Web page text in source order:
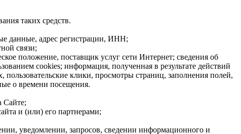
таких средств.
данные, адрес регистрации, ИНН;
связи;
положение, поставщик услуг сети Интернет; сведения об
cookies; информация, полученная в результате действий
клики, просмотры страниц, заполнения полей,
о времени посещения.
Сайте;
и (или) его партнерами;
уведомлении, запросов, сведении информационного и